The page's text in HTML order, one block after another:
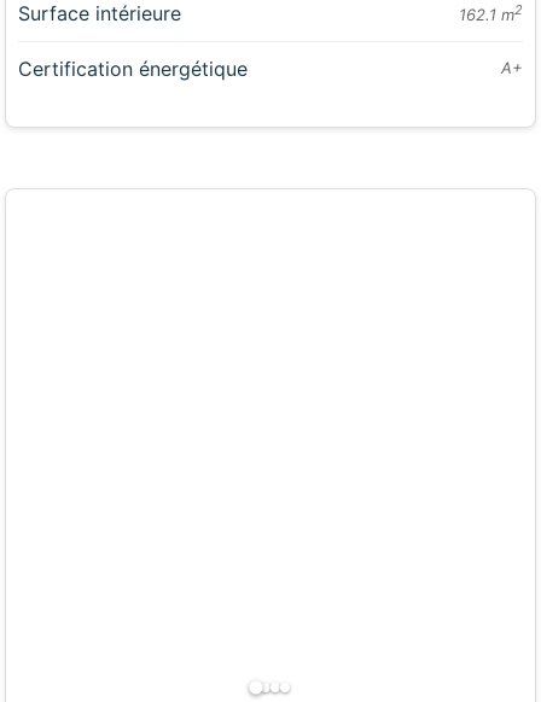
Surface intérieure 162.1 m2
Certification énergétique A+